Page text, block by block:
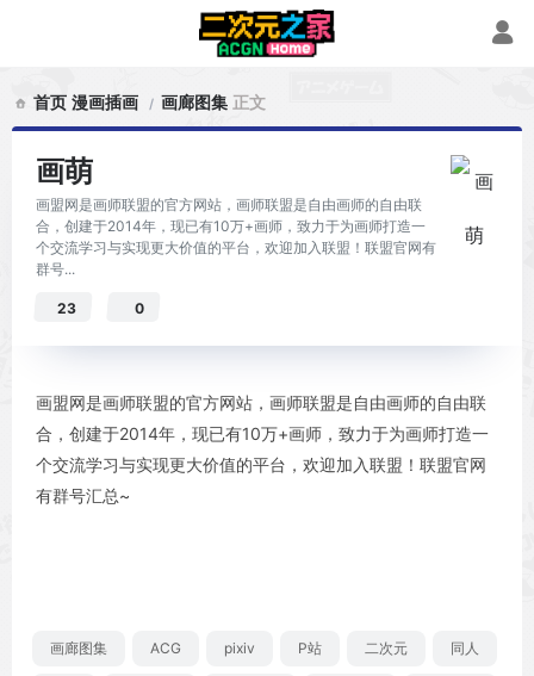
首页 漫画插画 画廊图集 正文
画萌
画盟网是画师联盟的官方网站，画师联盟是自由画师的自由联
合，创建于2014年，现已有10万+画师，致力于为画师打造一
个交流学习与实现更大价值的平台，欢迎加入联盟！联盟官网有
群号...
23 0
画盟网是画师联盟的官方网站，画师联盟是自由画师的自由联
合，创建于2014年，现已有10万+画师，致力于为画师打造一
个交流学习与实现更大价值的平台，欢迎加入联盟！联盟官网
有群号汇总~
画廊图集 ACG pixiv P站 二次元 同人